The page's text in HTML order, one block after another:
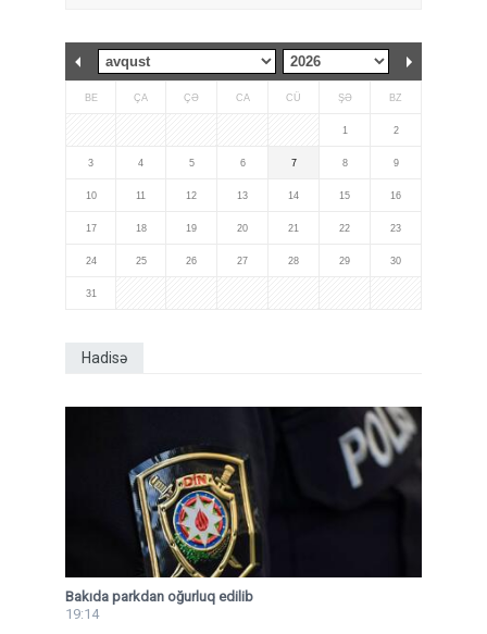
BE ÇA ÇƏ CA CÜ ŞƏ BZ
1 2
3 4 5 6 7 8 9
10 11 12 13 14 15 16
17 18 19 20 21 22 23
24 25 26 27 28 29 30
31
Hadisə
Bakıda parkdan oğurluq edilib
19:14